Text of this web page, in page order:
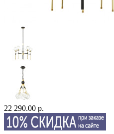
22 290.00 р.